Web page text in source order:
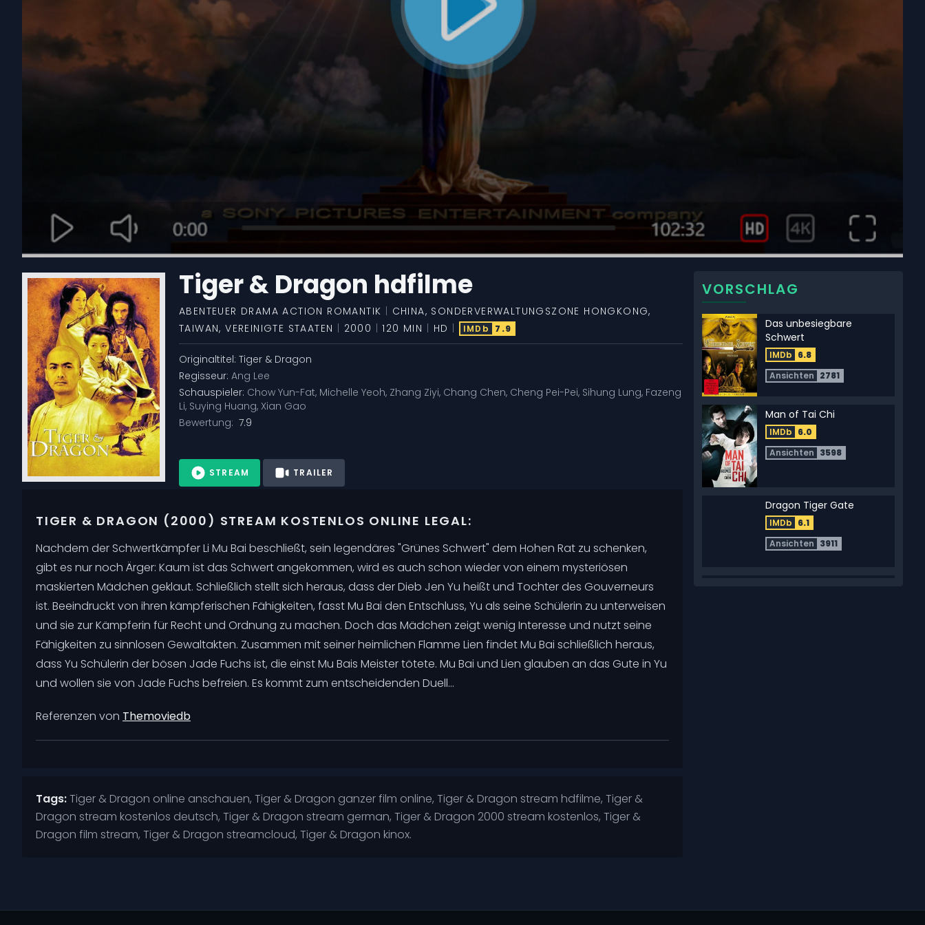
Tiger & Dragon hdfilme
ABENTEUER DRAMA ACTION ROMANTIK | CHINA, SONDERVERWALTUNGSZONE HONGKONG,
TAIWAN,VEREINIGTE STAATEN | 2000 | 120 MIN | HD | IMDb 7.9
Originaltitel: Tiger & Dragon
Regisseur: Ang Lee
Schauspieler: Chow Yun-Fat, Michelle Yeoh, Zhang Ziyi, Chang Chen, Cheng Pei-Pei, Sihung Lung, Fazeng
Li, Suying Huang, Xian Gao
Bewertung: 7.9
STREAM TRAILER
TIGER & DRAGON (2000) STREAM KOSTENLOS ONLINE LEGAL:
Nachdem der Schwertkämpfer Li Mu Bai beschließt, sein legendäres "Grünes Schwert" dem Hohen Rat zu schenken,
gibt es nur noch Ärger: Kaum ist das Schwert angekommen, wird es auch schon wieder von einem mysteriösen
maskierten Mädchen geklaut. Schließlich stellt sich heraus, dass der Dieb Jen Yu heißt und Tochter des Gouverneurs
ist. Beeindruckt von ihren kämpferischen Fähigkeiten, fasst Mu Bai den Entschluss, Yu als seine Schülerin zu unterweisen
und sie zur Kämpferin für Recht und Ordnung zu machen. Doch das Mädchen zeigt wenig Interesse und nutzt seine
Fähigkeiten zu sinnlosen Gewaltakten. Zusammen mit seiner heimlichen Flamme Lien findet Mu Bai schließlich heraus,
dass Yu Schülerin der bösen Jade Fuchs ist, die einst Mu Bais Meister tötete. Mu Bai und Lien glauben an das Gute in Yu
und wollen sie von Jade Fuchs befreien. Es kommt zum entscheidenden Duell...
Referenzen von Themoviedb
Tags:Tiger & Dragon online anschauen, Tiger & Dragon ganzer film online, Tiger & Dragon stream hdfilme, Tiger &
Dragon stream kostenlos deutsch, Tiger & Dragon stream german, Tiger & Dragon 2000 stream kostenlos, Tiger &
Dragon film stream, Tiger & Dragon streamcloud, Tiger & Dragon kinox.
VORSCHLAG
Das unbesiegbare
Schwert
IMDb 6.8
Ansichten 2781
Man of Tai Chi
IMDb 6.0
Ansichten 3598
Dragon Tiger Gate
IMDb 6.1
Ansichten 3911